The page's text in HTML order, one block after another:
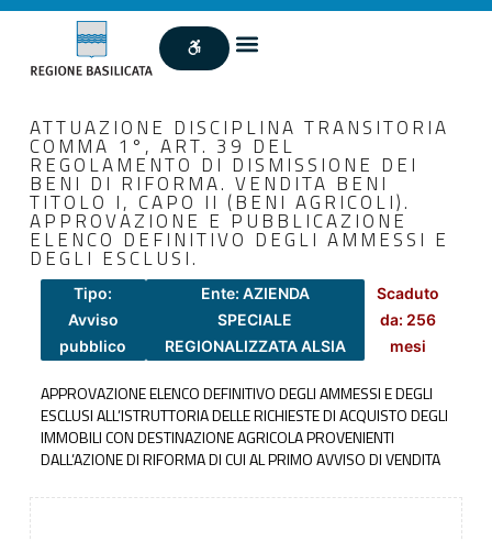
ATTUAZIONE DISCIPLINA TRANSITORIA
COMMA 1°, ART. 39 DEL
REGOLAMENTO DI DISMISSIONE DEI
BENI DI RIFORMA. VENDITA BENI
TITOLO I, CAPO II (BENI AGRICOLI).
APPROVAZIONE E PUBBLICAZIONE
ELENCO DEFINITIVO DEGLI AMMESSI E
DEGLI ESCLUSI.
Tipo:
Avviso
pubblico
Ente: AZIENDA
SPECIALE
REGIONALIZZATA ALSIA
Scaduto
da: 256
mesi
APPROVAZIONE ELENCO DEFINITIVO DEGLI AMMESSI E DEGLI
ESCLUSI ALL’ISTRUTTORIA DELLE RICHIESTE DI ACQUISTO DEGLI
IMMOBILI CON DESTINAZIONE AGRICOLA PROVENIENTI
DALL’AZIONE DI RIFORMA DI CUI AL PRIMO AVVISO DI VENDITA